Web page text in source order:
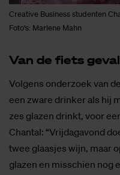
Creative Business studenten
Foto's: Marlene Mahn
Van de fiets
Volgens onderzoek van
een zware drinker als hij
zes glazen drinkt, voor
Chantal: “Vrijdagavond
twee glaasjes wijn, maar
glazen en misschien nog